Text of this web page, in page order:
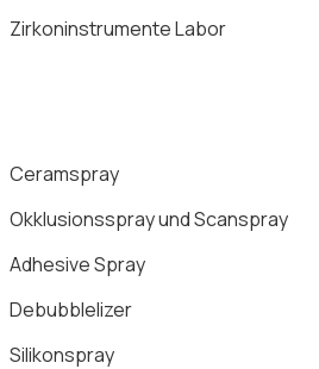
Zirkoninstrumente Labor
Ceramspray
Okklusionsspray und Scanspray
Adhesive Spray
Debubblelizer
Silikonspray